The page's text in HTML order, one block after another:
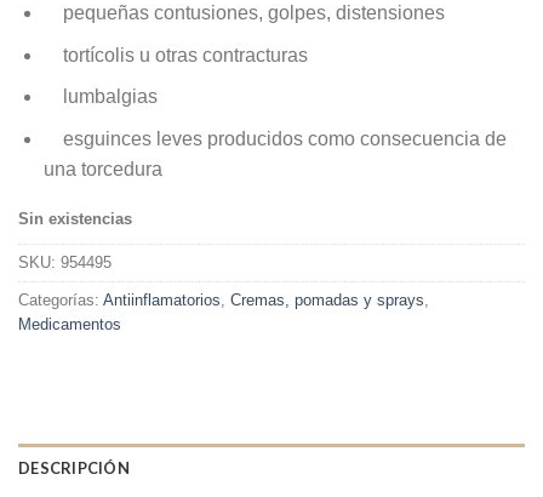
pequeñas contusiones, golpes, distensiones
tortícolis u otras contracturas
lumbalgias
esguinces leves producidos como consecuencia de
una torcedura
Sin existencias
SKU: 954495
Categorías: Antiinflamatorios, Cremas, pomadas y sprays,
Medicamentos
DESCRIPCIÓN